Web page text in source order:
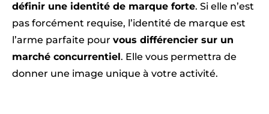
définir une identité de marque forte. Si elle n’est
pas forcément requise, l’identité de marque est
l’arme parfaite pour vous différencier sur un
marché concurrentiel. Elle vous permettra de
donner une image unique à votre activité.